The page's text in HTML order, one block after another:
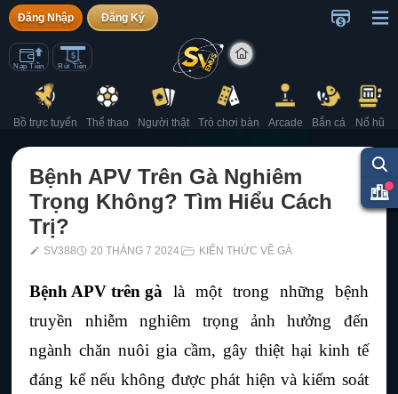
Đăng Nhập Đăng Ký
Nạp Tiền Rút Tiền
Bồ trực tuyến Thể thao Người thật Trò chơi bàn Arcade Bắn cá Nổ hũ
Bệnh APV Trên Gà Nghiêm
Trọng Không? Tìm Hiểu Cách
Trị?
SV388 20 THÁNG 7 2024 KIẾN THỨC VỀ GÀ
Bệnh APV trên gà là một trong những bệnh
truyền nhiễm nghiêm trọng ảnh hưởng đến
ngành chăn nuôi gia cầm, gây thiệt hại kinh tế
đáng kể nếu không được phát hiện và kiểm soát